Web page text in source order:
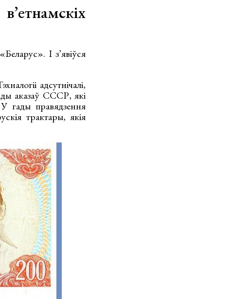
І з’явіўся
адсутнічалі,
аказаў СССР, які
гады правядзення
трактары, якія